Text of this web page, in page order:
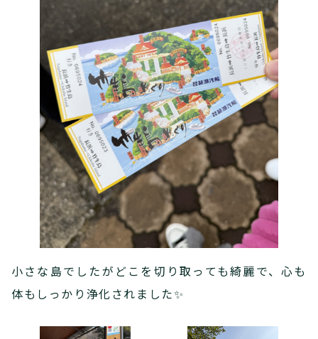
小さな島でしたがどこを切り取っても綺麗で、心も
体もしっかり浄化されました✨